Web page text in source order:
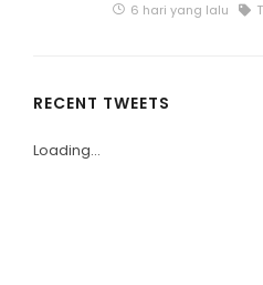
6 hari yang lalu
RECENT TWEETS
Loading...